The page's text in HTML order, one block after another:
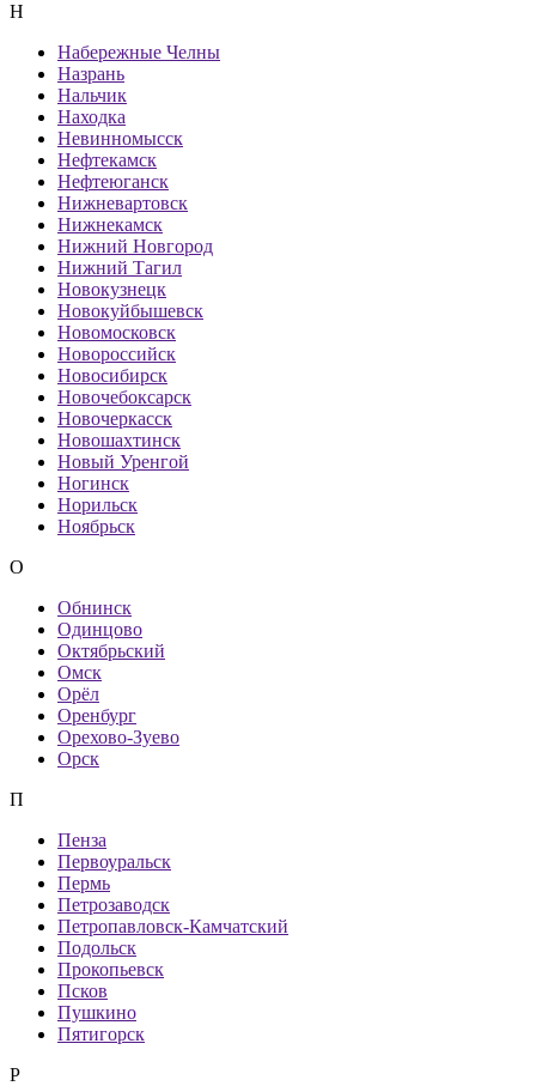
Н
Набережные Челны
Назрань
Нальчик
Находка
Невинномысск
Нефтекамск
Нефтеюганск
Нижневартовск
Нижнекамск
Нижний Новгород
Нижний Тагил
Новокузнецк
Новокуйбышевск
Новомосковск
Новороссийск
Новосибирск
Новочебоксарск
Новочеркасск
Новошахтинск
Новый Уренгой
Ногинск
Норильск
Ноябрьск
О
Обнинск
Одинцово
Октябрьский
Омск
Орёл
Оренбург
Орехово-Зуево
Орск
П
Пенза
Первоуральск
Пермь
Петрозаводск
Петропавловск-Камчатский
Подольск
Прокопьевск
Псков
Пушкино
Пятигорск
Р